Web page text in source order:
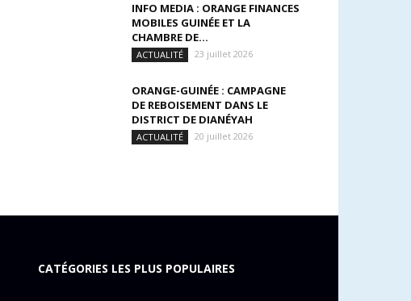
INFO MEDIA : ORANGE FINANCES
MOBILES GUINÉE ET LA
CHAMBRE DE...
ACTUALITÉ 23 juillet 2026
ORANGE-GUINÉE : CAMPAGNE
DE REBOISEMENT DANS LE
DISTRICT DE DIANÉYAH
ACTUALITÉ 20 juillet 2026
CATÉGORIES LES PLUS POPULAIRES